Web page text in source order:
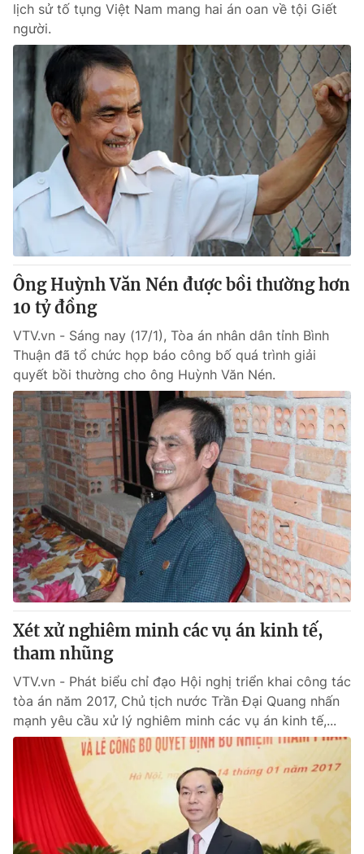
Photo
Video Shorts video
VTV Money VTV Thể thao
VTV Sức khoẻ Bất động sản
Thị trường 24h Tấm lòng Việt
VTV4 Vươn mình bằng AI
VTV9
Liên hệ tòa soạn English
THỜI BÁO VTV
Theo dõi báo trên
Cơ quan chủ quản:Đài Truyền hình Việt Nam
Cơ quan báo chí:Thời báo VTV
Giấy phép hoạt động báo in và báo điện tử số 483/GP-BTTTT
cấp ngày 29/12/2023
Tổng Biên tập:Vũ Thanh Thủy
Phó Tổng Biên tập:
Nguyễn Trọng Ninh
Tổng đài VTV:024.38 355 931 - 024.38 355 932
Ðiện thoại Thời báo VTV:024.66 897 897
Email:toasoan@vtv.vn
Liên hệ quảng cáo:
024-7300.7108
lịch sử tố tụng Việt Nam mang hai án oan về tội Giết
người.
Ông Huỳnh Văn Nén được bồi thường hơn
10 tỷ đồng
VTV.vn - Sáng nay (17/1), Tòa án nhân dân tỉnh Bình
Thuận đã tổ chức họp báo công bố quá trình giải
quyết bồi thường cho ông Huỳnh Văn Nén.
Xét xử nghiêm minh các vụ án kinh tế,
tham nhũng
VTV.vn - Phát biểu chỉ đạo Hội nghị triển khai công tác
tòa án năm 2017, Chủ tịch nước Trần Đại Quang nhấn
mạnh yêu cầu xử lý nghiêm minh các vụ án kinh tế,...